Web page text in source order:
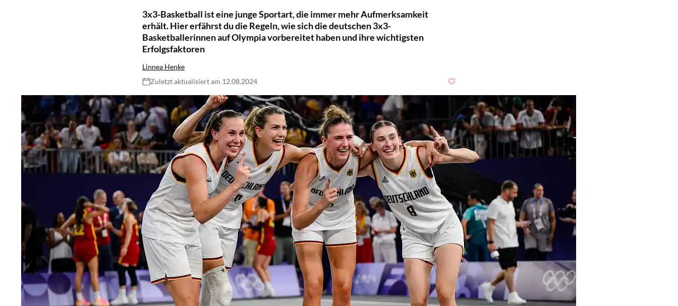
3x3-Basketball ist eine junge Sportart, die immer mehr Aufmerksamkeit
erhält. Hier erfährst du die Regeln, wie sich die deutschen 3x3-
Basketballerinnen auf Olympia vorbereitet haben und ihre wichtigsten
Erfolgsfaktoren
Linnea Henke
Zuletzt aktualisiert am 12.08.2024